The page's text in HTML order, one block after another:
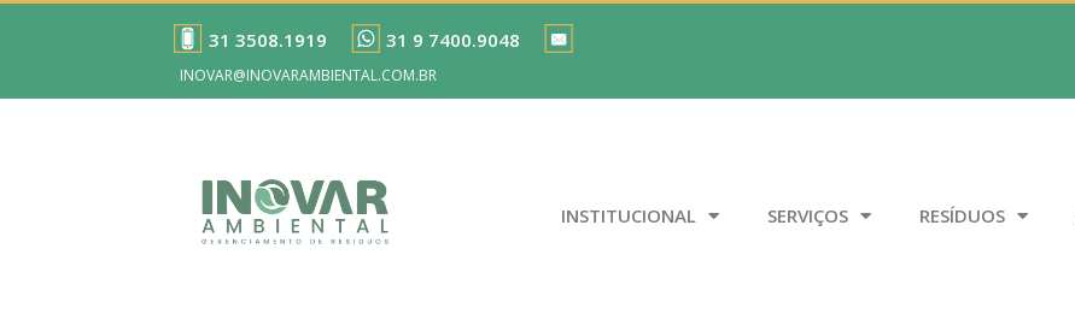
31 3508.1919 31 9 7400.9048
INOVAR@INOVARAMBIENTAL.COM.BR
INSTITUCIONAL SERVIÇOS RESÍDUOS